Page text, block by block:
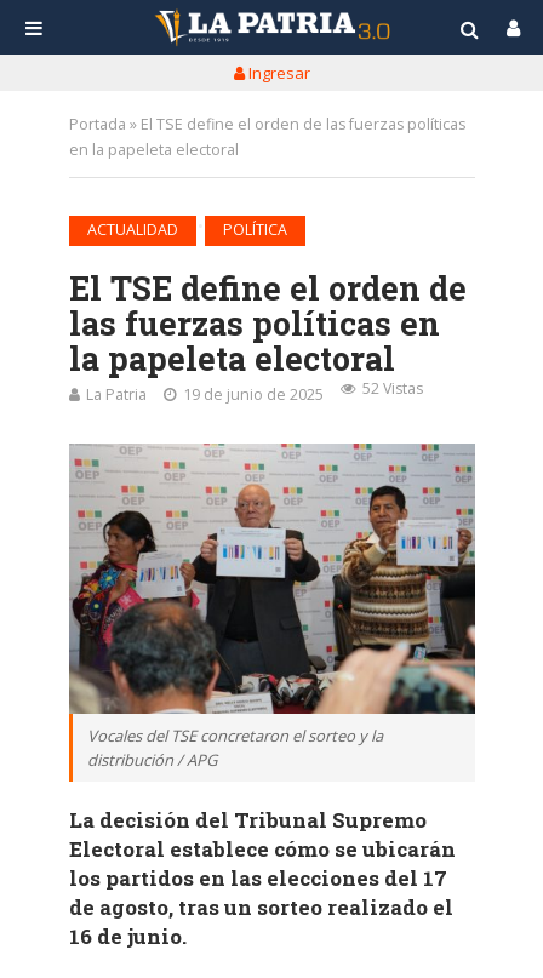
Ingresar
Portada » El TSE define el orden de las fuerzas políticas
en la papeleta electoral
ACTUALIDAD POLÍTICA
El TSE define el orden de
las fuerzas políticas en
la papeleta electoral
La Patria 19 de junio de 2025 52 Vistas
Vocales del TSE concretaron el sorteo y la
distribución / APG
La decisión del Tribunal Supremo
Electoral establece cómo se ubicarán
los partidos en las elecciones del 17
de agosto, tras un sorteo realizado el
16 de junio.